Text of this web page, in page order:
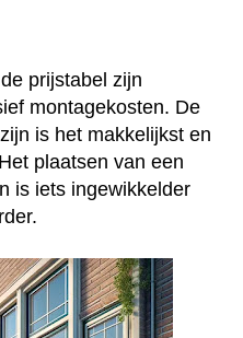
prijstabel zijn
montagekosten. De
is het makkelijkst en
plaatsen van een
is iets ingewikkelder